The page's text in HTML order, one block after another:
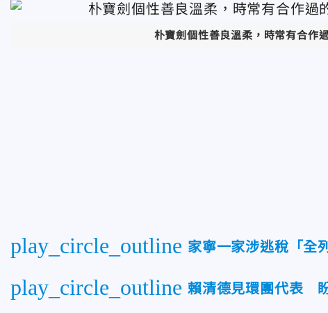
朴寶劍個性善良溫柔，時常有合作
play_circle_outline 家寧一家涉逃稅「
play_circle_outline 賴清德見環團代表